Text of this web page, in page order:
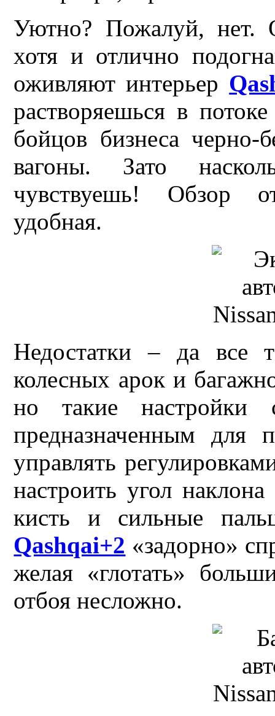
Уютно? Пожалуй, нет.
хотя и отлично
оживляют интерьер
растворяешься в
бойцов бизнеса черно-
вагоны. Зато
чувствуешь! Обзор
удобная.
Недостатки – да все
колесных арок и
но такие настройки
предназначенным для
управлять
настроить угол
кисть и сильные
Qashqai+2 «задорно»
желая «глотать»
отбоя несложно.